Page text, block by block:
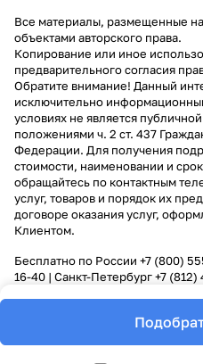
Все материалы, размещенные
объектами авторского права.
Копирование или иное
предварительного согласия
Обратите внимание! Данный
исключительно
условиях не является
положениями ч. 2 ст. 437
Федерации. Для получения
стоимости, наименовании и
обращайтесь по контактным
услуг, товаров и порядок их
договоре оказания услуг,
Клиентом.
Бесплатно по России +7 (800)
16-40 | Санкт-Петербург+7 (812)